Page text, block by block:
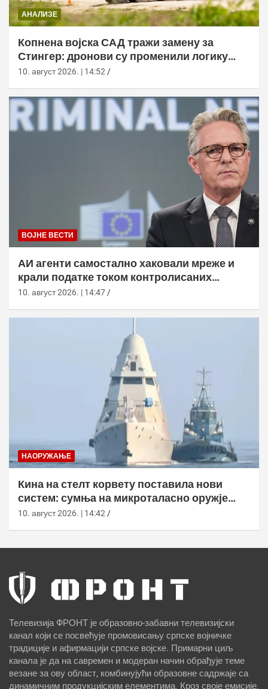
АНАЛИЗЕ
Копнена војска САД тражи замену за
Стингер: дронови су променили логику
ПВО
10. август 2026. | 14:52
ВОЈНЕ ВЕСТИ
АИ агенти самостално хаковали мреже и
крали податке током контролисаних
тестова
10. август 2026. | 14:47
НАОРУЖАЊЕ
Кина на стелт корвету поставила нови
систем: сумња на микроталасно оружје
против дронова
10. август 2026. | 14:42
Телевизија ФРОНТ је образовно-забавни телевизијски
канал који се посвећује промовисању српске војничке
традиције и афирмацији српске војске. Примарни циљ
канала је да на савремен и модеран начин обрађује теме
везане за ову област, комбинујући образовне садржаје са
динамичним продукцијским елементима. Кроз своје емисије,